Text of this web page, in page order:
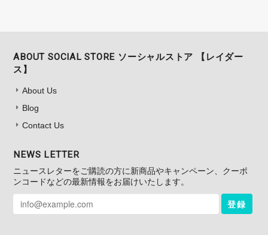
ABOUT SOCIAL STORE ソーシャルストア 【レイダー
ス】
About Us
Blog
Contact Us
NEWS LETTER
ニュースレターをご購読の方に新商品やキャンペーン、クーポ
ンコードなどの最新情報をお届けいたします。
登録